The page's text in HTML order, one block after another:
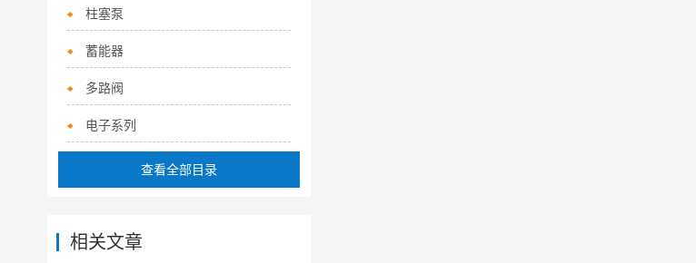
柱塞泵
蓄能器
多路阀
电子系列
查看全部目录
相关文章